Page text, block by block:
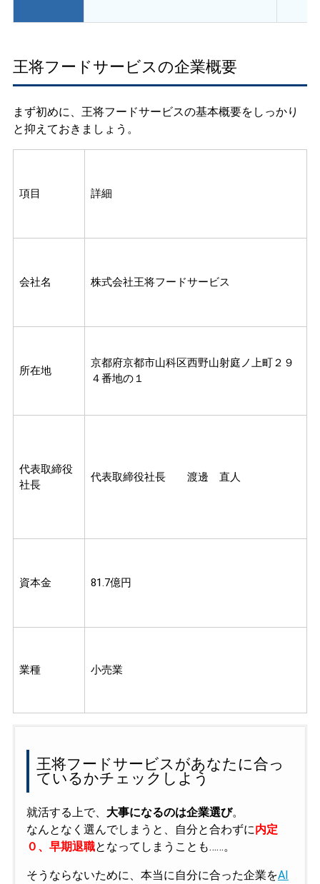
王将フードサービスの企業概要
まず初めに、王将フードサービスの基本概要をしっかり
と抑えておきましょう。
項目 詳細
会社名 株式会社王将フードサービス
所在地
京都府京都市山科区西野山射庭ノ上町２９
４番地の１
代表取締役
社長
代表取締役社長 渡邊 直人
資本金 81.7億円
業種 小売業
王将フードサービスがあなたに合っ
ているかチェックしよう
就活する上で、 大事になるのは企業選び。
なんとなく選んでしまうと、自分と合わずに内定
０、早期退職となってしまうことも……。
そうならないために、本当に自分に合った企業をAI